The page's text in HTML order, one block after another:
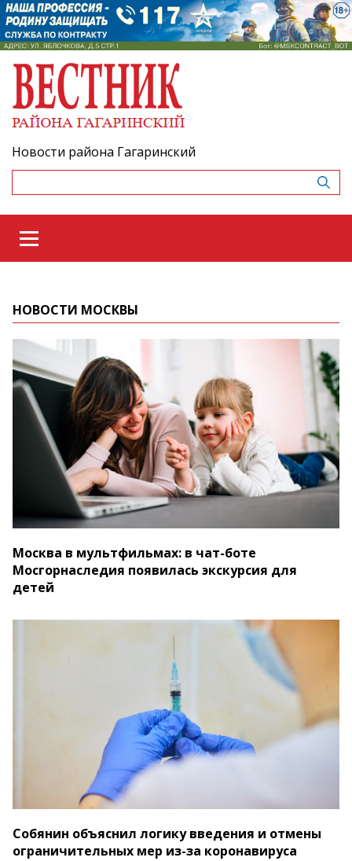
Новости района Гагаринский
НОВОСТИ МОСКВЫ
Москва в мультфильмах: в чат-боте
Мосгорнаследия появилась экскурсия для
детей
Собянин объяснил логику введения и отмены
ограничительных мер из-за коронавируса